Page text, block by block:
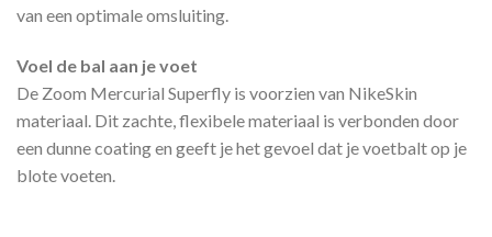
van een optimale omsluiting.
Voel de bal aan je voet
De Zoom Mercurial Superfly is voorzien van NikeSkin
materiaal. Dit zachte, flexibele materiaal is verbonden door
een dunne coating en geeft je het gevoel dat je voetbalt op je
blote voeten.